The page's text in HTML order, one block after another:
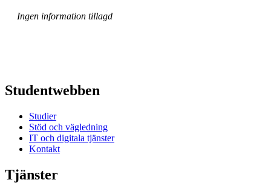
Ingen information tillagd
Studentwebben
Studier
Stöd och vägledning
IT och digitala tjänster
Kontakt
Tjänster